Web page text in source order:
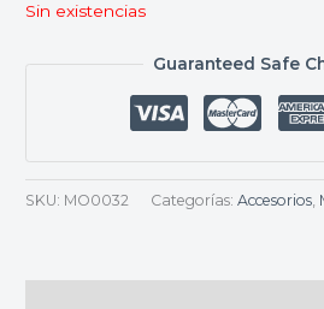
Sin existencias
Guaranteed Safe
SKU: MO0032 Categorías: Accesorios,